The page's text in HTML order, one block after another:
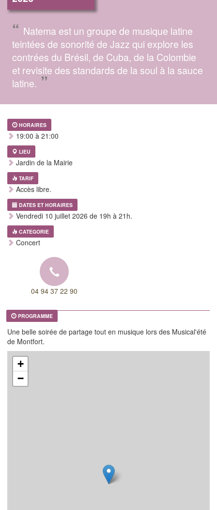
“ Natema est un groupe de musique latine
teintées de sonorité de Jazz qui explore les
contrées du Brésil, de Cuba, de la Colombie
et revisite des standards de la soul à la sauce
latine. ”
HORAIRES
19:00 à 21:00
LIEU
Jardin de la Mairie
TARIF
Accès libre.
DATES ET HORAIRES
Vendredi 10 juillet 2026 de 19h à 21h.
CATEGORIE
Concert
04 94 37 22 90
PROGRAMME
Une belle soirée de partage tout en musique lors des Musical'été
de Montfort.
+
−